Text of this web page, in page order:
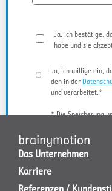
Ja, ich bestätige,
habe und sie
Ja, ich willige ein,
den in der
und verarbeitet.*
* Die Speicherung
JETZT
brainymotion
Das Unternehmen
Karriere